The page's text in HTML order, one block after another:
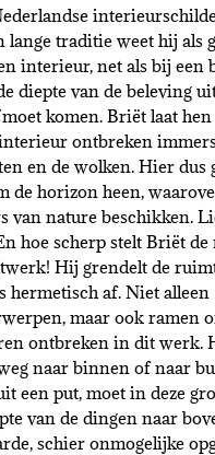
lange traditie weet hij als
interieur, net als bij een
diepte van de beleving
komen. Briët laat hen
ontbreken
en de wolken. Hier dus
de horizon heen,
van nature beschikken.
hoe scherp stelt Briët de
Hij grendelt de
hermetisch af. Niet alleen
maar ook ramen
ontbreken in dit werk.
naar binnen of naar
een put, moet in deze
van de dingen naar
schier onmogelijke